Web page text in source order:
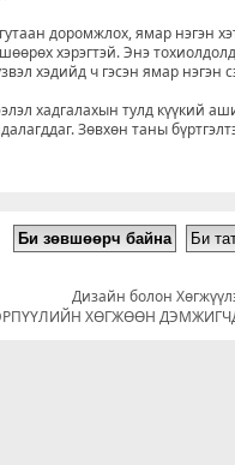
доромжлох, ямар нэгэн
хэрэгтэй. Энэ
хэдийд ч гэсэн ямар нэгэн
хадгалахын тулд күүкий
Зөвхөн таны
Дизайн болон
ХӨГЖӨӨН